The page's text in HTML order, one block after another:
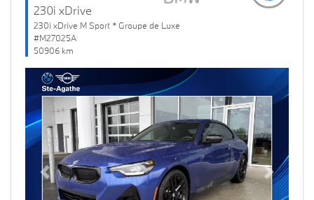
230i xDrive
230i xDrive M Sport * Groupe de Luxe
#M27025A
50906 km
Previous Next